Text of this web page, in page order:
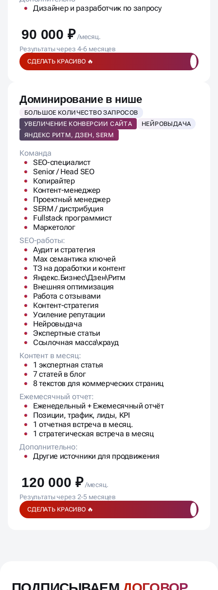
Доминирование в нише
УВЕЛИЧЕНИЕ КОНВЕРСИИ САЙТА
ЯНДЕКС РИТМ, ДЗЕН, SERM
Команда
SEO-специалист
Контент-менеджер
Проектный менеджер
SERM / дистрибуция
Fullstack программист
Маркетолог
Аудит и стратегия
Max семантика ключей
ТЗ на доработки и контент
Яндекс.Бизнес\Дзен\Ритм
Внешняя оптимизация
Работа с отзывами
Контент-стратегия
Усиление репутации
Нейровыдача
Экспертные статьи
Ссылочная масса\крауд
Контент в месяц:
1 экспертная статья
7 статей в блог
8 текстов для коммерческих страниц
Ежемесячный отчет:
Еженедельный + Ежемесячный отчёт
Позиции, трафик, лиды, KPI
1 отчетная встреча в месяц.
1 стратегическая встреча в месяц
Дополнительно:
Другие источники для продвижения
120 000 ₽
Результаты через 2-5 месяцев
СДЕЛАТЬ КРАСИВО 🔥
ПОДПИСЫВАЕМ
ФИКСИРУЕМ